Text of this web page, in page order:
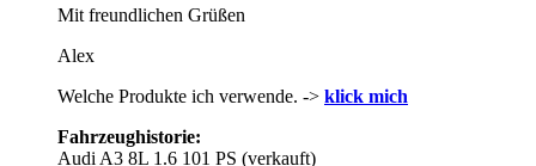
Mit freundlichen Grüßen
Alex
Welche Produkte ich verwende. -> klick mich
Fahrzeughistorie:
Audi A3 8L 1.6 101 PS (verkauft)